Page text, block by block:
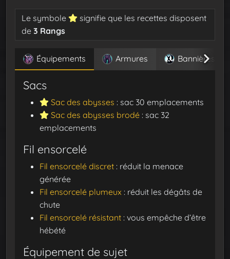
Le symbole
signifie que les recettes disposent
de 3 Rangs
Équipements Armures Bannières
Sacs
Sac des abysses : sac 30 emplacements
Sac des abysses brodé : sac 32
emplacements
Fil ensorcelé
Fil ensorcelé discret : réduit la menace
générée
Fil ensorcelé plumeux : réduit les dégâts de
chute
Fil ensorcelé résistant : vous empêche d’être
hébété
Équipement de sujet